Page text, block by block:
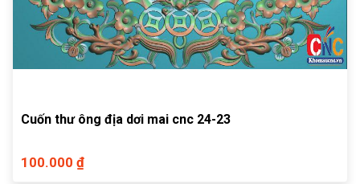
Cuốn thư ông địa dơi mai cnc 24-23
100.000 ₫